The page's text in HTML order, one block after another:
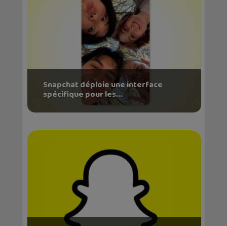
Snapchat déploie une interface
spécifique pour les...